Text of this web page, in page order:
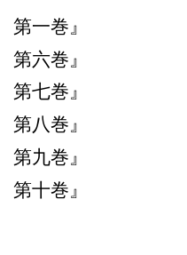
一巻』
六巻』
七巻』
八巻』
九巻』
十巻』